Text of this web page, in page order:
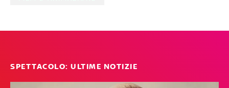
SPETTACOLO: ULTIME NOTIZIE